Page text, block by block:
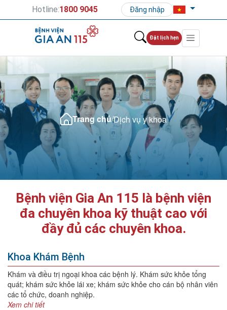
Hotline:1800 9045 Đăng nhập
Đặt lịch hẹn
Trang chủ/Dịch vụ y khoa
Bệnh viện Gia An 115 là bệnh viện
đa chuyên khoa kỹ thuật cao với
đầy đủ các chuyên khoa.
Khoa Khám Bệnh
Khám và điều trị ngoại khoa các bệnh lý. Khám sức khỏe tổng
quát; khám sức khỏe lái xe; khám sức khỏe cho cán bộ nhân viên
các tổ chức, doanh nghiệp.
Xem chi tiết